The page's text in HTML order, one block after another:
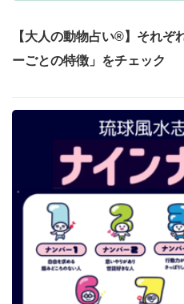
【大人の動物占い®】それぞ
ーごとの特徴」をチェック